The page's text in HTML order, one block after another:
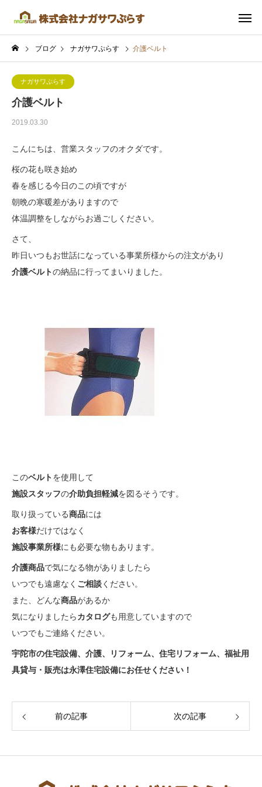
ブログ ナガサワぷらす 介護ベルト
ナガサワぷらす
介護ベルト
2019.03.30
こんにちは、営業スタッフのオクダです。
桜の花も咲き始め
春を感じる今日のこの頃ですが
朝晩の寒暖差がありますので
体温調整をしながらお過ごしください。
さて、
昨日いつもお世話になっている事業所様からの注文があり
介護ベルトの納品に行ってまいりました。
このベルトを使用して
施設スタッフの介助負担軽減を図るそうです。
取り扱っている商品には
お客様だけではなく
施設事業所様にも必要な物もあります。
介護商品で気になる物がありましたら
いつでも遠慮なく ご相談ください。
また、どんな商品があるか
気になりましたらカタログも用意していますので
いつでもご連絡ください。
宇陀市の住宅設備、介護、リフォーム、住宅リフォーム、福祉用
具貸与・販売は永澤住宅設備にお任せください！
前の記事 次の記事